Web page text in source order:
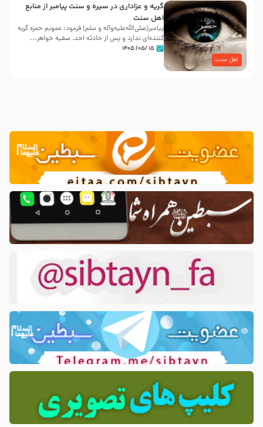
اهل سنت
گریه و عزاداری در سیره و سنت پیامبر از منابع
اهل سنت
پیامبر(صلی‌الله‌علیه‌وآله و سلم) فرمود: عمویم حمزه گریه
کننده‌ای ندارد و پس از حادثه احد، صفیه خواهر...
۱۵ /۰۵/ ۱۴۰۵